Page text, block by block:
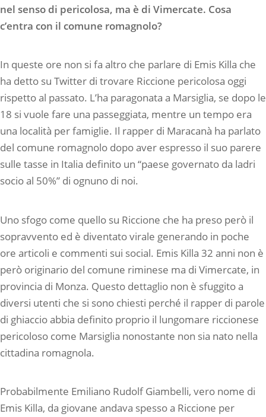
nel senso di pericolosa, ma è di Vimercate. Cosa
c’entra con il comune romagnolo?
In queste ore non si fa altro che parlare di Emis Killa che
ha detto su Twitter di trovare Riccione pericolosa oggi
rispetto al passato. L’ha paragonata a Marsiglia, se dopo le
18 si vuole fare una passeggiata, mentre un tempo era
una località per famiglie. Il rapper di Maracanà ha parlato
del comune romagnolo dopo aver espresso il suo parere
sulle tasse in Italia definito un “paese governato da ladri
socio al 50%” di ognuno di noi.
Uno sfogo come quello su Riccione che ha preso però il
sopravvento ed è diventato virale generando in poche
ore articoli e commenti sui social. Emis Killa 32 anni non è
però originario del comune riminese ma di Vimercate, in
provincia di Monza. Questo dettaglio non è sfuggito a
diversi utenti che si sono chiesti perché il rapper di parole
di ghiaccio abbia definito proprio il lungomare riccionese
pericoloso come Marsiglia nonostante non sia nato nella
cittadina romagnola.
Probabilmente Emiliano Rudolf Giambelli, vero nome di
Emis Killa, da giovane andava spesso a Riccione per